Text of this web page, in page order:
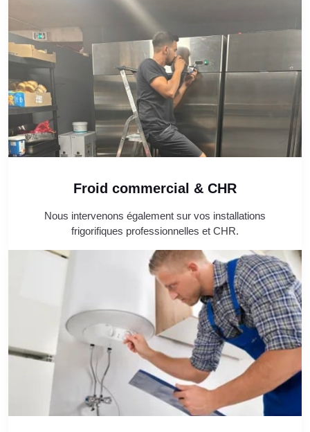
Froid commercial & CHR
Nous intervenons également sur vos installations
frigorifiques professionnelles et CHR.